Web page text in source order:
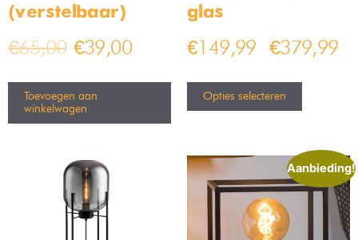
(verstelbaar)
€65,00 €39,00
Toevoegen aan
winkelwagen
glas
€149,99 €379,99
Opties selecteren
Aanbieding!